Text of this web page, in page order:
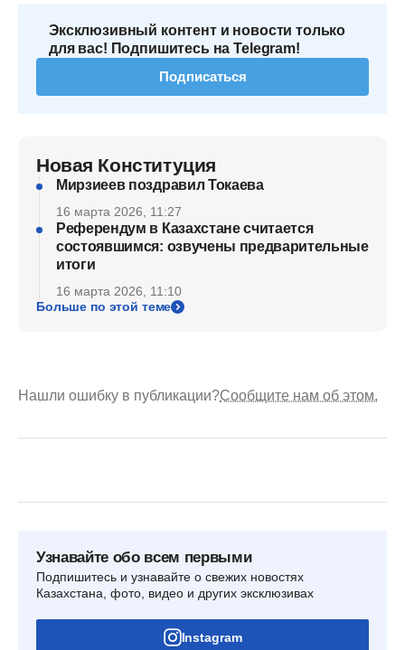
Эксклюзивный контент и новости только
для вас! Подпишитесь на Telegram!
Подписаться
Новая Конституция
Мирзиеев поздравил Токаева
16 марта 2026, 11:27
Референдум в Казахстане считается
состоявшимся: озвучены предварительные
итоги
16 марта 2026, 11:10
Больше по этой теме
Нашли ошибку в публикации?Сообщите нам об этом.
Узнавайте обо всем первыми
Подпишитесь и узнавайте о свежих новостях
Казахстана, фото, видео и других эксклюзивах
Instagram